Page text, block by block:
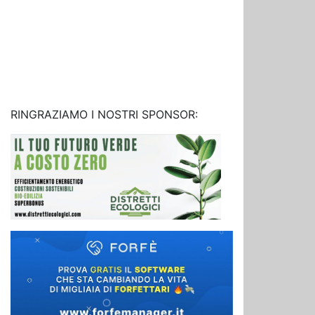
RINGRAZIAMO I NOSTRI SPONSOR: